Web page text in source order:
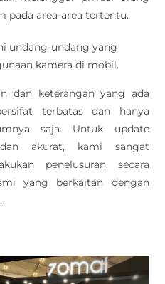
pada area-area tertentu.
undang-undang yang
kamera di mobil.
dan keterangan yang ada
terbatas dan hanya
saja. Untuk update
akurat, kami sangat
penelusuran secara
yang berkaitan dengan